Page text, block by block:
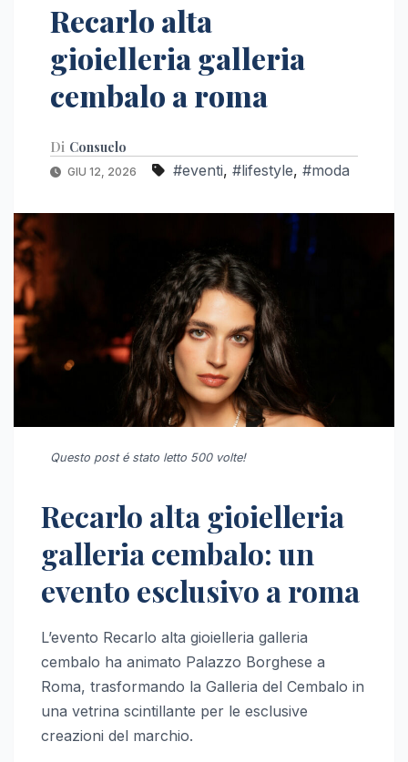
Recarlo alta
gioielleria galleria
cembalo a roma
Di Consuelo
GIU 12, 2026 #eventi, #lifestyle, #moda
Questo post é stato letto 500 volte!
Recarlo alta gioielleria
galleria cembalo: un
evento esclusivo a roma
L’evento Recarlo alta gioielleria galleria
cembalo ha animato Palazzo Borghese a
Roma, trasformando la Galleria del Cembalo in
una vetrina scintillante per le esclusive
creazioni del marchio.